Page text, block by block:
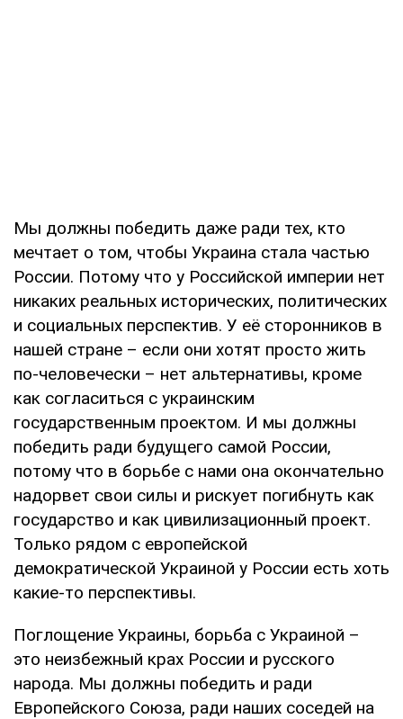
Мы должны победить даже ради тех, кто
мечтает о том, чтобы Украина стала частью
России. Потому что у Российской империи нет
никаких реальных исторических, политических
и социальных перспектив. У её сторонников в
нашей стране – если они хотят просто жить
по-человечески – нет альтернативы, кроме
как согласиться с украинским
государственным проектом. И мы должны
победить ради будущего самой России,
потому что в борьбе с нами она окончательно
надорвет свои силы и рискует погибнуть как
государство и как цивилизационный проект.
Только рядом с европейской
демократической Украиной у России есть хоть
какие-то перспективы.
Поглощение Украины, борьба с Украиной –
это неизбежный крах России и русского
народа. Мы должны победить и ради
Европейского Союза, ради наших соседей на